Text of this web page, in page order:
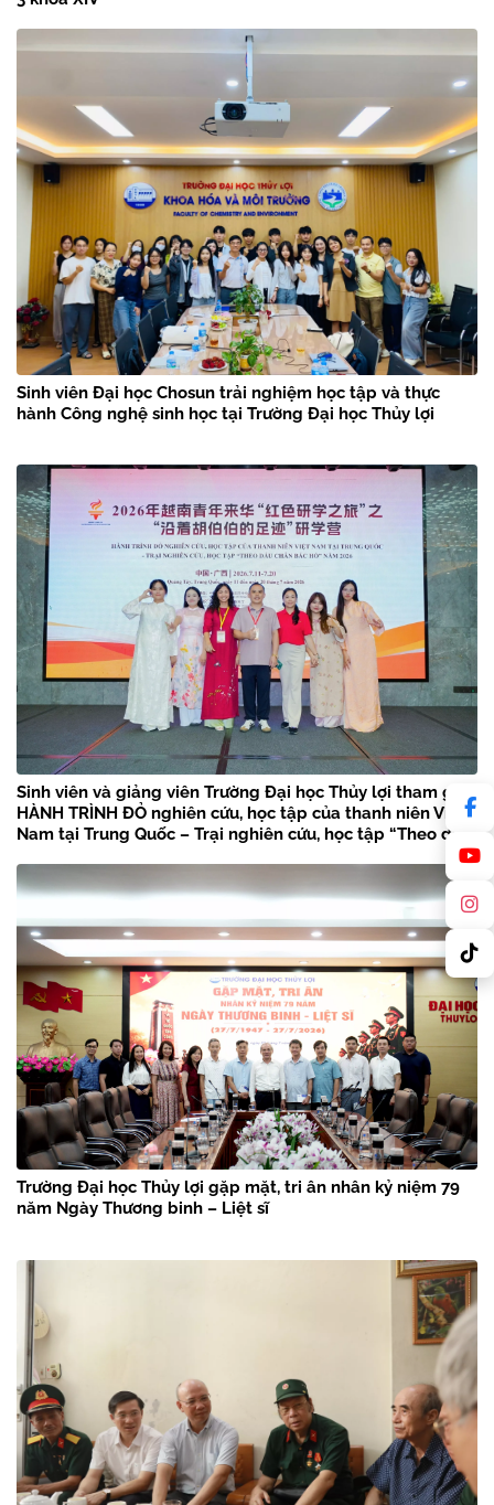
Sinh viên Đại học Chosun trải nghiệm học tập và thực
hành Công nghệ sinh học tại Trường Đại học Thủy lợi
Sinh viên và giảng viên Trường Đại học Thủy lợi tham gia
HÀNH TRÌNH ĐỎ nghiên cứu, học tập của thanh niên Việt
Nam tại Trung Quốc – Trại nghiên cứu, học tập “Theo dấu
Trường Đại học Thủy lợi gặp mặt, tri ân nhân kỷ niệm 79
năm Ngày Thương binh – Liệt sĩ